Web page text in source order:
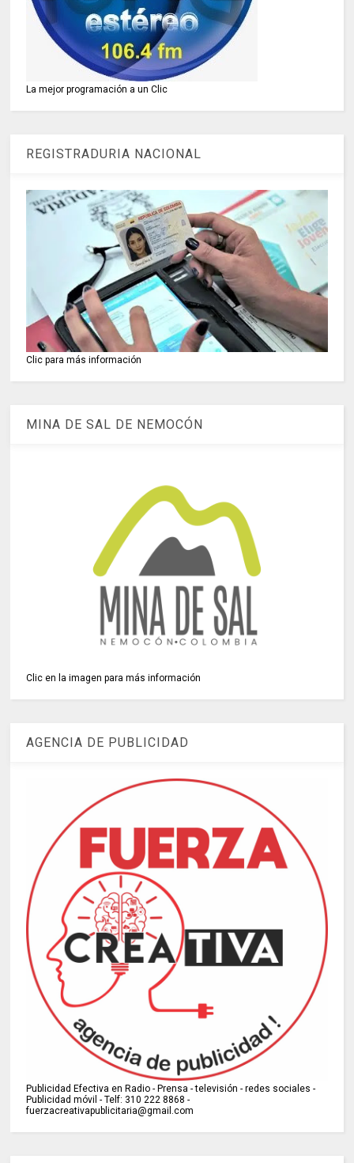
La mejor programación a un Clic
REGISTRADURIA NACIONAL
Clic para más información
MINA DE SAL DE NEMOCÓN
Clic en la imagen para más información
AGENCIA DE PUBLICIDAD
Publicidad Efectiva en Radio - Prensa - televisión - redes sociales -
Publicidad móvil - Telf: 310 222 8868 -
fuerzacreativapublicitaria@gmail.com